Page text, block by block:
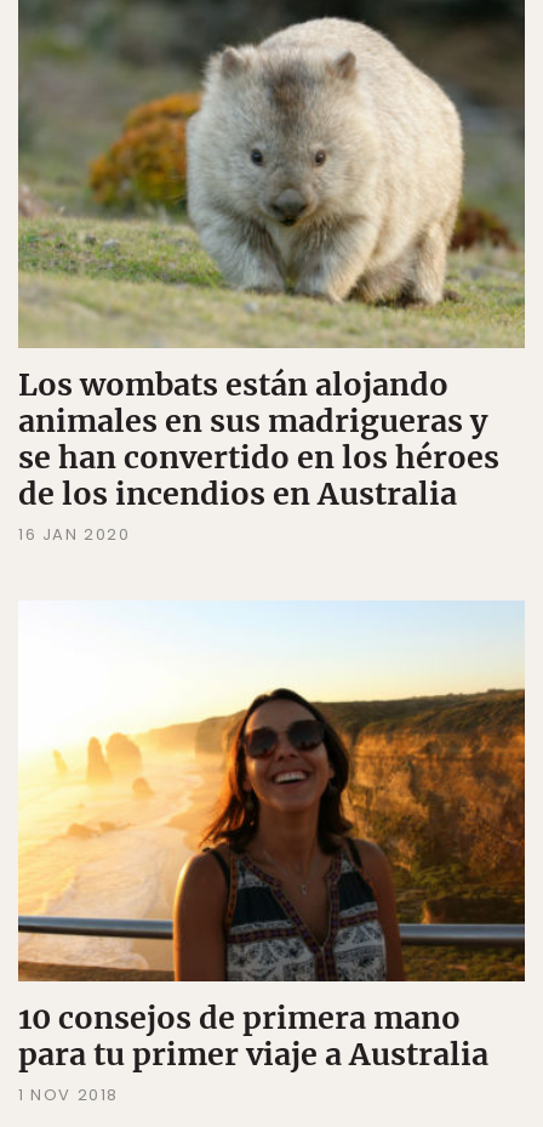
Los wombats están alojando
animales en sus madrigueras y
se han convertido en los héroes
de los incendios en Australia
16 JAN 2020
10 consejos de primera mano
para tu primer viaje a Australia
1 NOV 2018